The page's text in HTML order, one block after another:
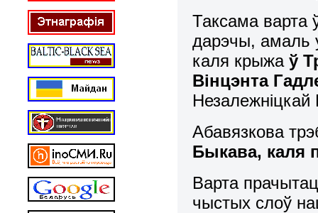
Таксама варта
дарэчы, амаль
каля крыжаў
Вінцэнта
Незалежніцкай
Абавязкова
Быкава, каля
Варта
чыстых слоў